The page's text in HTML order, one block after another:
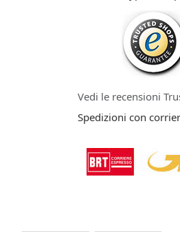
Vedi le recensioni
Spedizioni con